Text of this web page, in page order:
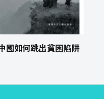
國如何跳出貧困陷阱